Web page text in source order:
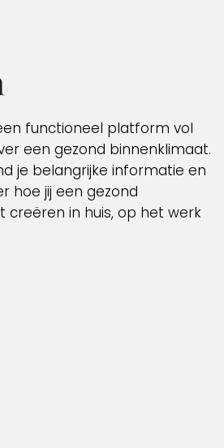
functioneel platform vol
een gezond binnenklimaat.
je belangrijke informatie en
hoe jij een gezond
creëren in huis, op het werk